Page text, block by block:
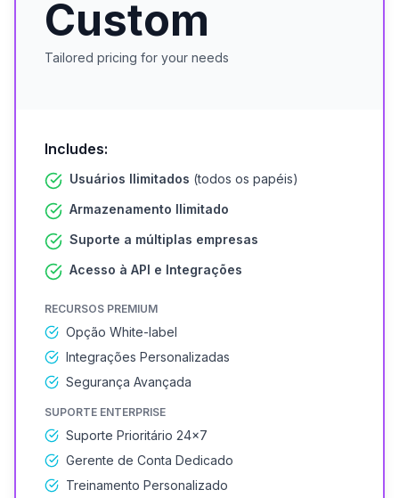
Custom
Tailored pricing for your needs
Includes:
Usuários Ilimitados (todos os papéis)
Armazenamento Ilimitado
Suporte a múltiplas empresas
Acesso à API e Integrações
RECURSOS PREMIUM
Opção White-label
Integrações Personalizadas
Segurança Avançada
SUPORTE ENTERPRISE
Suporte Prioritário 24×7
Gerente de Conta Dedicado
Treinamento Personalizado